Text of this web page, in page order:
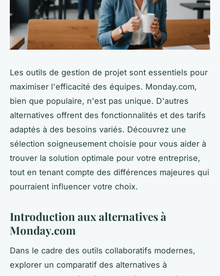
Les outils de gestion de projet sont essentiels pour
maximiser l'efficacité des équipes. Monday.com,
bien que populaire, n'est pas unique. D'autres
alternatives offrent des fonctionnalités et des tarifs
adaptés à des besoins variés. Découvrez une
sélection soigneusement choisie pour vous aider à
trouver la solution optimale pour votre entreprise,
tout en tenant compte des différences majeures qui
pourraient influencer votre choix.
Introduction aux alternatives à
Monday.com
Dans le cadre des outils collaboratifs modernes,
explorer un comparatif des alternatives à